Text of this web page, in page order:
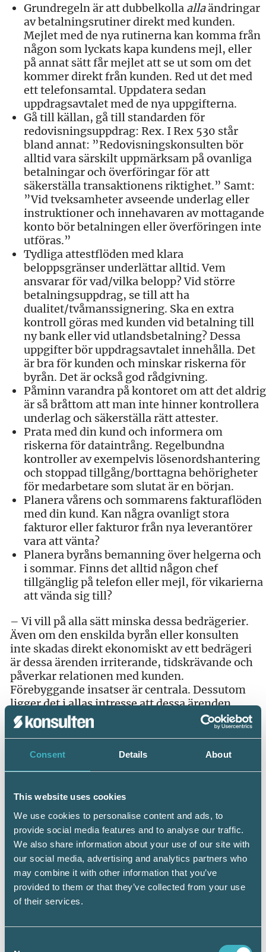
Consent Details About
This website uses cookies
We use cookies to personalise content and ads, to
provide social media features and to analyse our traffic.
We also share information about your use of our site with
our social media, advertising and analytics partners who
may combine it with other information that you’ve
provided to them or that they’ve collected from your use
of their services.
Grundregeln är att dubbelkolla allaändringar
av betalningsrutiner direkt med kunden.
Mejlet med de nya rutinerna kan komma från
någon som lyckats kapa kundens mejl, eller
på annat sätt får mejlet att se ut som om det
kommer direkt från kunden. Red ut det med
ett telefonsamtal. Uppdatera sedan
uppdragsavtalet med de nya uppgifterna.
Gå till källan, gå till standarden för
redovisningsuppdrag: Rex. I Rex 530 står
bland annat: ”Redovisningskonsulten bör
alltid vara särskilt uppmärksam på ovanliga
betalningar och överföringar för att
säkerställa transaktionens riktighet.” Samt:
”Vid tveksamheter avseende underlag eller
instruktioner och innehavaren av mottagande
konto bör betalningen eller överföringen inte
utföras.”
Tydliga attestflöden med klara
beloppsgränser underlättar alltid. Vem
ansvarar för vad/vilka belopp? Vid större
betalningsuppdrag, se till att ha
dualitet/tvåmanssignering. Ska en extra
kontroll göras med kunden vid betalning till
ny bank eller vid utlandsbetalning? Dessa
uppgifter bör uppdragsavtalet innehålla. Det
är bra för kunden och minskar riskerna för
byrån. Det är också god rådgivning.
Påminn varandra på kontoret om att det aldrig
är så bråttom att man inte hinner kontrollera
underlag och säkerställa rätt attester.
Prata med din kund och informera om
riskerna för dataintrång. Regelbundna
kontroller av exempelvis lösenordshantering
och stoppad tillgång/borttagna behörigheter
för medarbetare som slutat är en början.
Planera vårens och sommarens fakturaflöden
med din kund. Kan några ovanligt stora
fakturor eller fakturor från nya leverantörer
vara att vänta?
Planera byråns bemanning över helgerna och
i sommar. Finns det alltid någon chef
tillgänglig på telefon eller mejl, för vikarierna
att vända sig till?
– Vi vill på alla sätt minska dessa bedrägerier.
Även om den enskilda byrån eller konsulten
inte skadas direkt ekonomiskt av ett bedrägeri
är dessa ärenden irriterande, tidskrävande och
påverkar relationen med kunden.
Förebyggande insatser är centrala. Dessutom
ligger det i allas intresse att dessa ärenden
minimeras så att premierna kan hållas kvar på
rätt nivåer, konstaterar Carina Järnberg.